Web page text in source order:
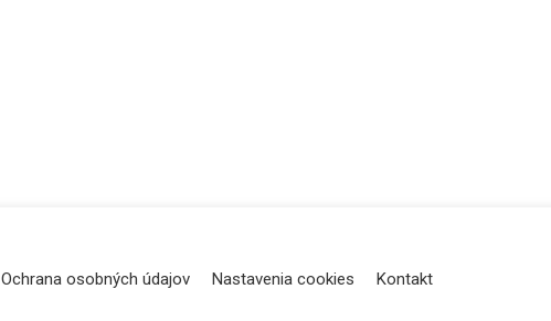
Ochrana osobných údajov Nastavenia cookies
Kontakt